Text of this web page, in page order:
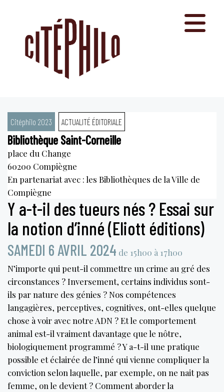
Citéphilo 2023 ACTUALITÉ ÉDITORIALE
Bibliothèque Saint-Corneille
place du Change
60200 Compiègne
En partenariat avec : les Bibliothèques de la Ville de
Compiègne
Y a-t-il des tueurs nés ? Essai sur
la notion d’inné (Eliott éditions)
SAMEDI 6 AVRIL 2024 de 15h00 à 17h00
N’importe qui peut-il commettre un crime au gré des
circonstances ? Inversement, certains individus sont-
ils par nature des génies ? Nos compétences
langagières, perceptives, cognitives, ont-elles quelque
chose à voir avec notre ADN ? Et le comportement
animal est-il vraiment davantage que le nôtre,
biologiquement programmé ? Y a-t-il une pratique
possible et éclairée de l’inné qui vienne compliquer la
conviction selon laquelle, par exemple, on ne nait pas
femme, on le devient ? Comment aborder la